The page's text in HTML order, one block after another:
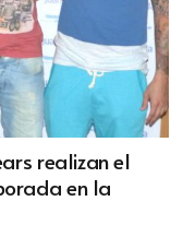
realizan el
en la